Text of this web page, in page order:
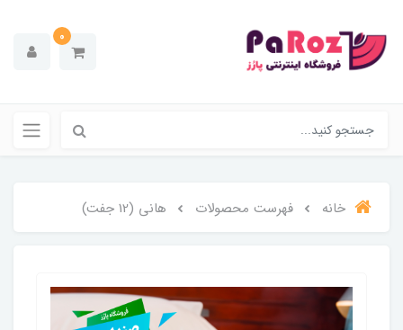
0
خانه فهرست محصولات هانی (12 جفت)